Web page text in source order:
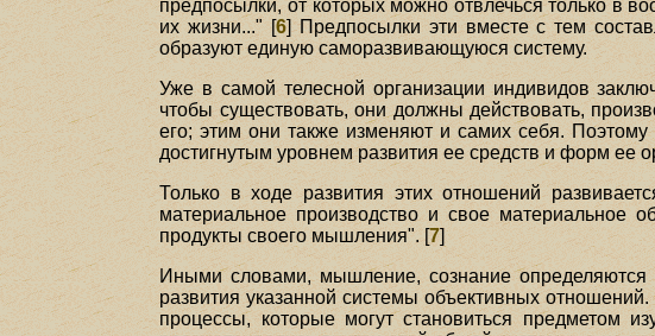
предпосылки, от которых можно отвлечься только в
их жизни..." [6] Предпосылки эти вместе с тем
образуют единую саморазвивающуюся систему.
Уже в самой телесной организации индивидов
чтобы существовать, они должны действовать,
его; этим они также изменяют и самих себя.
достигнутым уровнем развития ее средств и форм ее
Только в ходе развития этих отношений
материальное производство и свое материальное
продукты своего мышления". [7]
Иными словами, мышление, сознание определяются
развития указанной системы объективных
процессы, которые могут становиться предметом